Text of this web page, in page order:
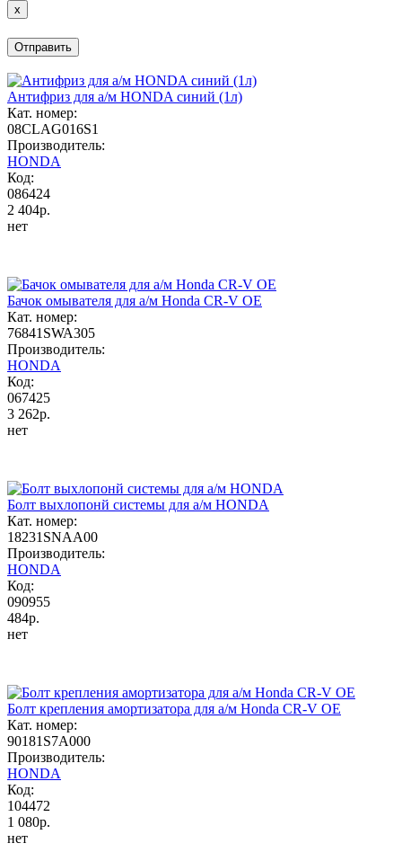
x
Отправить
Антифриз для а/м HONDA синий (1л)
Кат. номер:
08CLAG016S1
Производитель:
HONDA
Код:
086424
2 404р.
нет
Бачок омывателя для а/м Honda CR-V OE
Кат. номер:
76841SWA305
Производитель:
HONDA
Код:
067425
3 262р.
нет
Болт выхлопонй системы для а/м HONDA
Кат. номер:
18231SNAA00
Производитель:
HONDA
Код:
090955
484р.
нет
Болт крепления амортизатора для а/м Honda CR-V OE
Кат. номер:
90181S7A000
Производитель:
HONDA
Код:
104472
1 080р.
нет